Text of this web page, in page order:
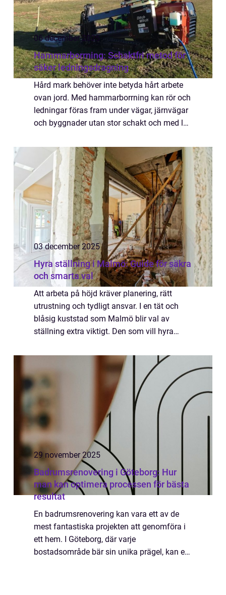
06 december 2025
Hammarborrning: Schaktfri metod för
säker ledningsdragning
Hård mark behöver inte betyda hårt arbete
ovan jord. Med hammarborrning kan rör och
ledningar föras fram under vägar, järnvägar
och byggnader utan stor schakt och med låg
03 december 2025
Hyra ställning i Malmö: Guide för säkra
och smarta val
Att arbeta på höjd kräver planering, rätt
utrustning och tydligt ansvar. I en tät och
blåsig kuststad som Malmö blir val av
ställning extra viktigt. Den som vill hyra
29 november 2025
Badrumsrenovering i Göteborg: Hur
man kan optimera processen för bästa
resultat
En badrumsrenovering kan vara ett av de
mest fantastiska projekten att genomföra i
ett hem. I Göteborg, där varje
bostadsområde bär sin unika prägel, kan en